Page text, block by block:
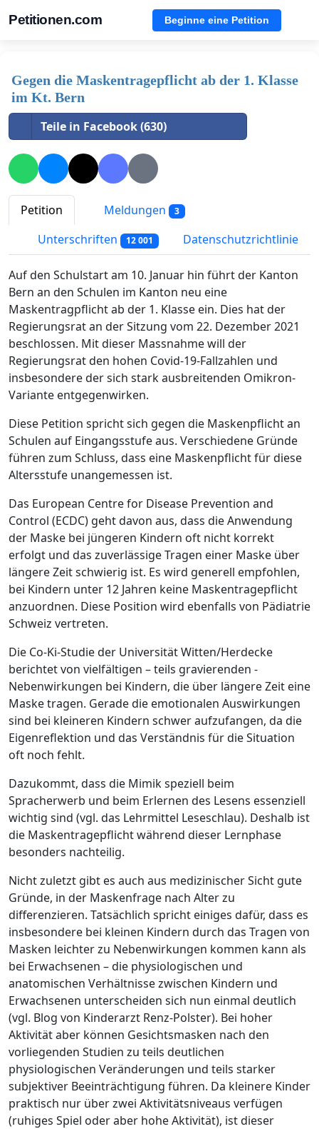
Petitionen.com Beginne eine Petition
Gegen die Maskentragepflicht ab der 1. Klasse
im Kt. Bern
Teile in Facebook (630)
Petition Meldungen 3
Unterschriften 12 001 Datenschutzrichtlinie
Auf den Schulstart am 10. Januar hin führt der Kanton
Bern an den Schulen im Kanton neu eine
Maskentragpflicht ab der 1. Klasse ein. Dies hat der
Regierungsrat an der Sitzung vom 22. Dezember 2021
beschlossen. Mit dieser Massnahme will der
Regierungsrat den hohen Covid-19-Fallzahlen und
insbesondere der sich stark ausbreitenden Omikron-
Variante entgegenwirken.
Diese Petition spricht sich gegen die Maskenpflicht an
Schulen auf Eingangsstufe aus. Verschiedene Gründe
führen zum Schluss, dass eine Maskenpflicht für diese
Altersstufe unangemessen ist.
Das European Centre for Disease Prevention and
Control (ECDC) geht davon aus, dass die Anwendung
der Maske bei jüngeren Kindern oft nicht korrekt
erfolgt und das zuverlässige Tragen einer Maske über
längere Zeit schwierig ist. Es wird generell empfohlen,
bei Kindern unter 12 Jahren keine Maskentragepflicht
anzuordnen. Diese Position wird ebenfalls von Pädiatrie
Schweiz vertreten.
Die Co-Ki-Studie der Universität Witten/Herdecke
berichtet von vielfältigen – teils gravierenden -
Nebenwirkungen bei Kindern, die über längere Zeit eine
Maske tragen. Gerade die emotionalen Auswirkungen
sind bei kleineren Kindern schwer aufzufangen, da die
Eigenreflektion und das Verständnis für die Situation
oft noch fehlt.
Dazukommt, dass die Mimik speziell beim
Spracherwerb und beim Erlernen des Lesens essenziell
wichtig sind (vgl. das Lehrmittel Leseschlau). Deshalb ist
die Maskentragepflicht während dieser Lernphase
besonders nachteilig.
Nicht zuletzt gibt es auch aus medizinischer Sicht gute
Gründe, in der Maskenfrage nach Alter zu
differenzieren. Tatsächlich spricht einiges dafür, dass es
insbesondere bei kleinen Kindern durch das Tragen von
Masken leichter zu Nebenwirkungen kommen kann als
bei Erwachsenen – die physiologischen und
anatomischen Verhältnisse zwischen Kindern und
Erwachsenen unterscheiden sich nun einmal deutlich
(vgl. Blog von Kinderarzt Renz-Polster). Bei hoher
Aktivität aber können Gesichtsmasken nach den
vorliegenden Studien zu teils deutlichen
physiologischen Veränderungen und teils starker
subjektiver Beeinträchtigung führen. Da kleinere Kinder
praktisch nur über zwei Aktivitätsniveaus verfügen
(ruhiges Spiel oder aber hohe Aktivität), ist dieser